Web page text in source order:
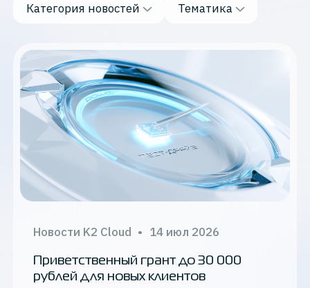
Категория новостей
Категория новостей
Обновления К2 Облака
Мнения экспертов
О технологиях
СМИ о нас
Применить
Тематика
Тематика
Новости K2 Cloud • 14 июл 2026
Приветственный грант до 30 000
рублей для новых клиентов